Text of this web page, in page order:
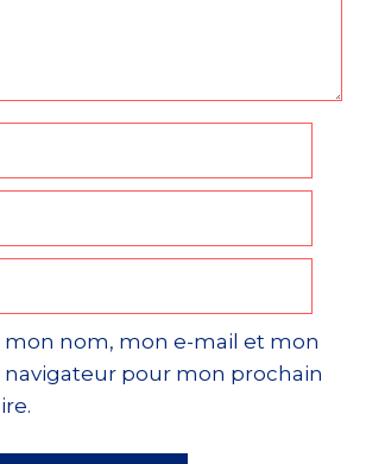
mon nom, mon e-mail et mon
navigateur pour mon prochain